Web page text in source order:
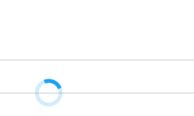
Dessa forma, são oferecidas
processos sustentáveis da indústria
couro deste calçado é detentor da